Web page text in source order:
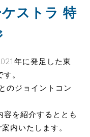
ストラ 特
年に発足した東
。
のジョイントコン
容を紹介するととも
内いたします。